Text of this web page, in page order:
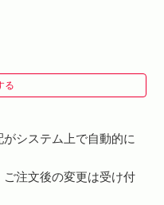
きますか？
届かない
人情報は開示されます
る
システム上で自動的に
注文後の変更は受け付